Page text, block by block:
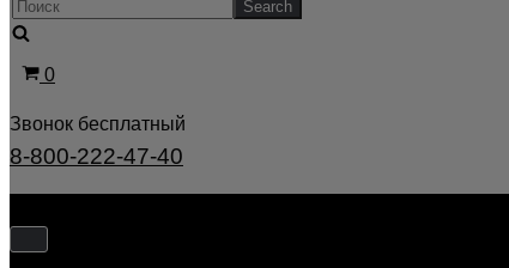
Искать...
Корзина
0
Звонок бесплатный
8-800-222-47-40
Показать/